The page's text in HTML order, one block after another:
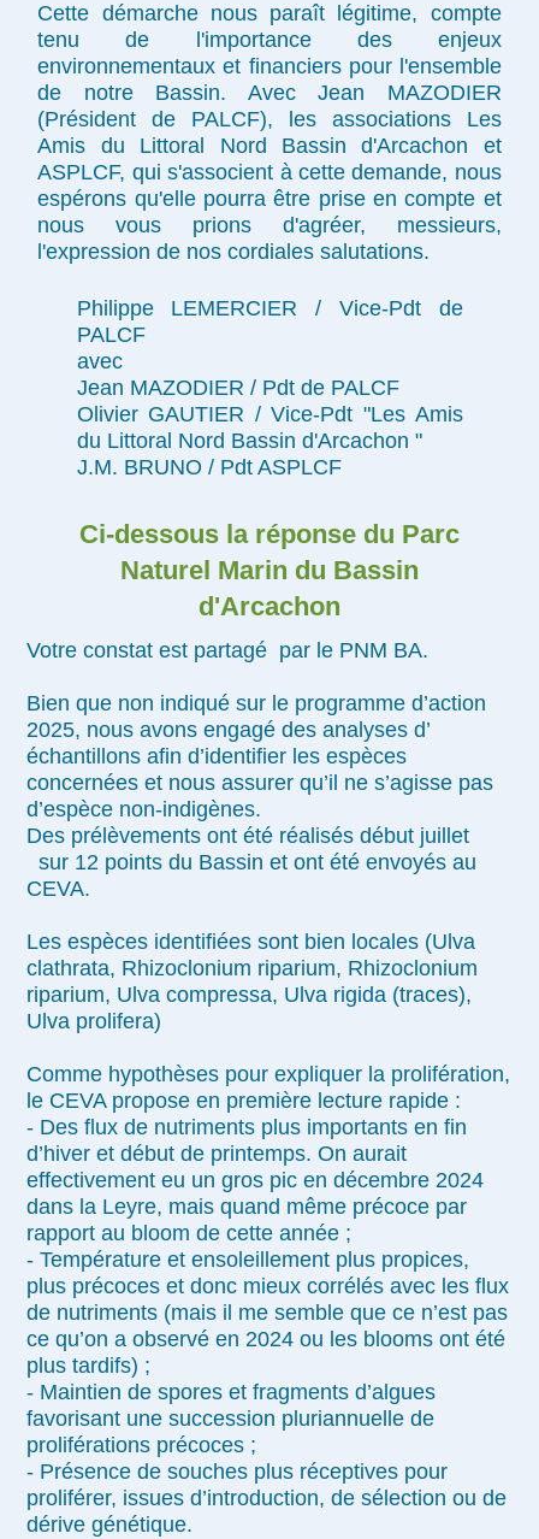
Cette démarche nous paraît légitime, compte
tenu de l'importance des enjeux
environnementaux et financiers pour l'ensemble
de notre Bassin. Avec Jean MAZODIER
(Président de PALCF), les associations Les
Amis du Littoral Nord Bassin d'Arcachon et
ASPLCF, qui s'associent à cette demande, nous
espérons qu'elle pourra être prise en compte et
nous vous prions d'agréer, messieurs,
l'expression de nos cordiales salutations.
Philippe LEMERCIER / Vice-Pdt de
PALCF
avec
Jean MAZODIER / Pdt de PALCF
Olivier GAUTIER / Vice-Pdt "Les Amis
du Littoral Nord Bassin d'Arcachon "
J.M. BRUNO / Pdt ASPLCF
Ci-dessous la réponse du Parc
Naturel Marin du Bassin
d'Arcachon
Votre constat est partagé par le PNM BA.
Bien que non indiqué sur le programme d’action
2025, nous avons engagé des analyses d’
échantillons afin d’identifier les espèces
concernées et nous assurer qu’il ne s’agisse pas
d’espèce non-indigènes.
Des prélèvements ont été réalisés début juillet
sur 12 points du Bassin et ont été envoyés au
CEVA.
Les espèces identifiées sont bien locales (Ulva
clathrata, Rhizoclonium riparium, Rhizoclonium
riparium, Ulva compressa, Ulva rigida (traces),
Ulva prolifera)
Comme hypothèses pour expliquer la prolifération,
le CEVA propose en première lecture rapide :
- Des flux de nutriments plus importants en fin
d’hiver et début de printemps. On aurait
effectivement eu un gros pic en décembre 2024
dans la Leyre, mais quand même précoce par
rapport au bloom de cette année ;
- Température et ensoleillement plus propices,
plus précoces et donc mieux corrélés avec les flux
de nutriments (mais il me semble que ce n’est pas
ce qu’on a observé en 2024 ou les blooms ont été
plus tardifs) ;
- Maintien de spores et fragments d’algues
favorisant une succession pluriannuelle de
proliférations précoces ;
- Présence de souches plus réceptives pour
proliférer, issues d’introduction, de sélection ou de
dérive génétique.